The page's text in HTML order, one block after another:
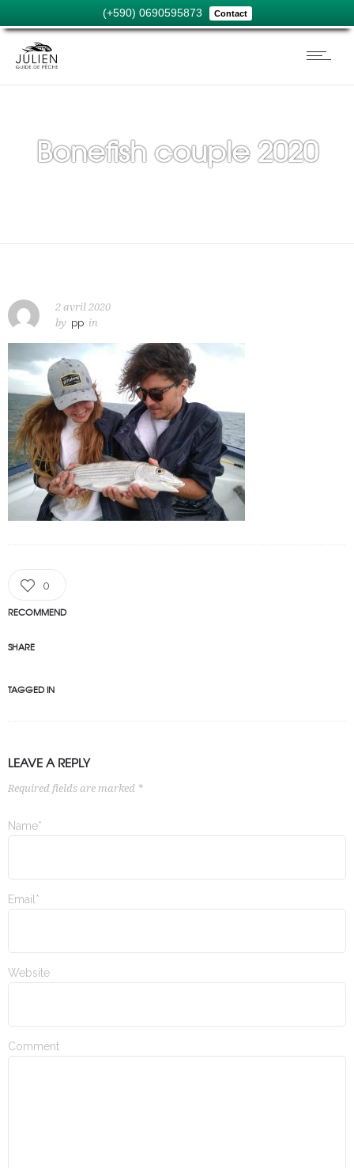
(+590) 0690595873 Contact
Bonefish couple 2020
2 avril 2020
by pp in
0
RECOMMEND
SHARE
TAGGED IN
LEAVE A REPLY
Required fields are marked *
Name*
Email*
Website
Comment